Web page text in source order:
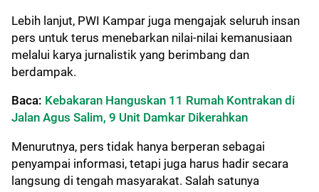
Lebih lanjut, PWI Kampar juga mengajak seluruh insan
pers untuk terus menebarkan nilai-nilai kemanusiaan
melalui karya jurnalistik yang berimbang dan
berdampak.
Baca: Kebakaran Hanguskan 11 Rumah Kontrakan di
Jalan Agus Salim, 9 Unit Damkar Dikerahkan
Menurutnya, pers tidak hanya berperan sebagai
penyampai informasi, tetapi juga harus hadir secara
langsung di tengah masyarakat. Salah satunya